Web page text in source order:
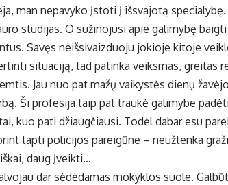
man nepavyko įstoti į išsvajotą
studijas. O sužinojusi apie galimybę
Savęs neišsivaizduoju jokioje kitoje
situaciją, tad patinka veiksmas, greitas
Jau nuo pat mažų vaikystės dienų žavėjo
Ši profesija taip pat traukė galimybe
kuo pati džiaugčiausi. Todėl dabar esu
tapti policijos pareigūne – neužtenka
daug įveikti…
dar sėdėdamas mokyklos suole.